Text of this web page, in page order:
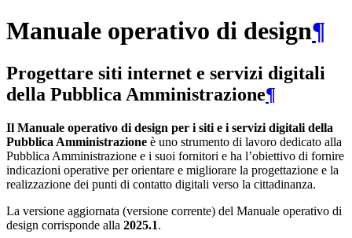
Manuale operativo di design¶
Progettare siti internet e servizi digitali
della Pubblica Amministrazione¶
Il Manuale operativo di design per i siti e i servizi digitali della
Pubblica Amministrazione è uno strumento di lavoro dedicato alla
Pubblica Amministrazione e i suoi fornitori e ha l’obiettivo di fornire
indicazioni operative per orientare e migliorare la progettazione e la
realizzazione dei punti di contatto digitali verso la cittadinanza.
La versione aggiornata (versione corrente) del Manuale operativo di
design corrisponde alla 2025.1.